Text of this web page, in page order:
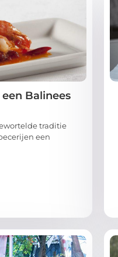
Balinees
traditie
een